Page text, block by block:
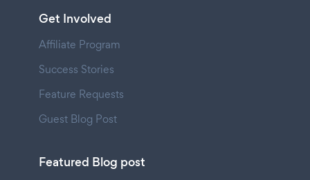
Get Involved
Affiliate Program
Success Stories
Feature Requests
Guest Blog Post
Featured Blog post